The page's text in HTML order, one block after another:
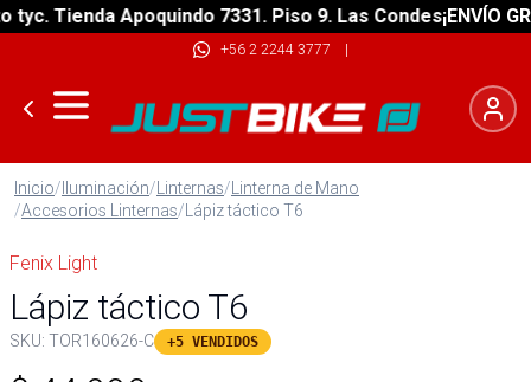
Tienda Apoquindo 7331. Piso 9. Las Condes¡ENVÍO
+56 2 2244 3777 |
Inicio/Iluminación/Linternas/Linterna de Mano
/Accesorios Linternas/Lápiz táctico T6
Fenix Light
Lápiz táctico T6
SKU: TOR160626-C +5 VENDIDOS